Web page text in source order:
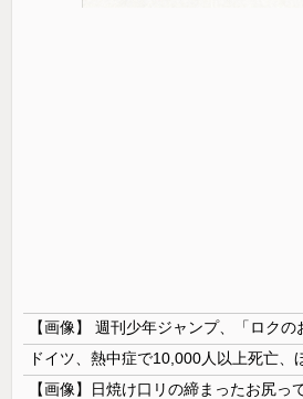
【画像】日焼け口リの締まったお尻っ